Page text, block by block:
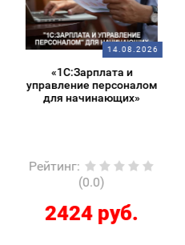
14.08.2026
«1С:Зарплата и
управление персоналом
для начинающих»
Рейтинг:
(0.0)
2424 руб.